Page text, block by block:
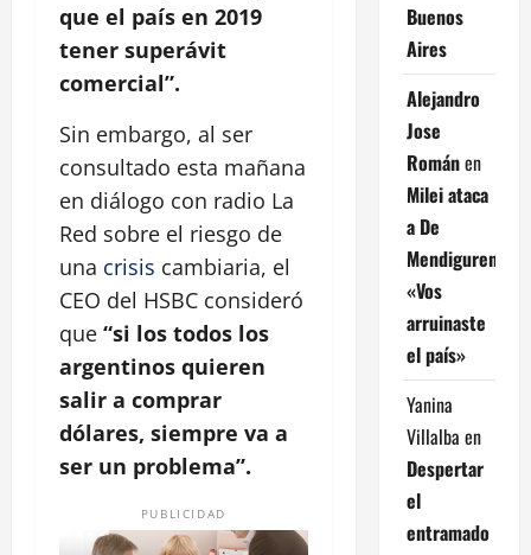
que el país en 2019
tener superávit
comercial”.
Sin embargo, al ser
consultado esta mañana
en diálogo con radio La
Red sobre el riesgo de
una crisis cambiaria, el
CEO del HSBC consideró
que “si los todos los
argentinos quieren
salir a comprar
dólares, siempre va a
ser un problema”.
PUBLICIDAD
Buenos
Aires
Alejandro
Jose
Románen
Milei ataca
a De
Mendiguren:
«Vos
arruinaste
el país»
Yanina
Villalba en
Despertar
el
entramado